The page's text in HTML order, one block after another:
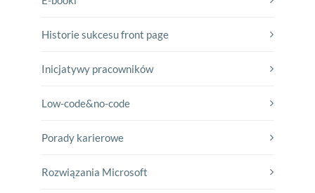
Historie sukcesu front page
Inicjatywy pracowników
Low-code&no-code
Porady karierowe
Rozwiązania Microsoft